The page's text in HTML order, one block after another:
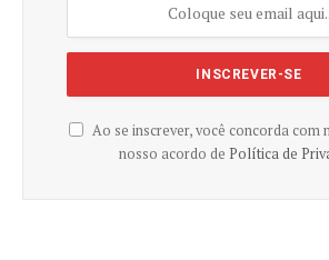
Ao se inscrever, você concorda com
nosso acordo de Política de